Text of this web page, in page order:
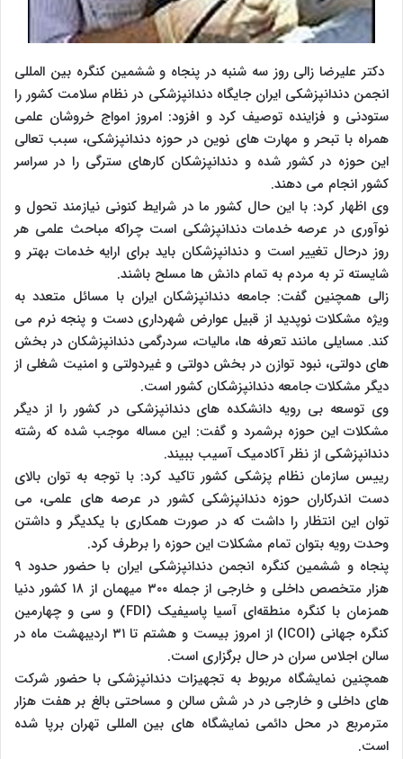
دکتر علیرضا زالی روز سه شنبه در پنجاه و ششمین کنگره بین المللی
انجمن دندانپزشکی ایران جایگاه دندانپزشکی در نظام سلامت کشور را
ستودنی و فزاینده توصیف کرد و افزود: امروز امواج خروشان علمی
همراه با تبحر و مهارت های نوین در حوزه دندانپزشکی، سبب تعالی
این حوزه در کشور شده و دندانپزشکان کارهای سترگی را در سراسر
کشور انجام می دهند.
وی اظهار کرد: با این حال کشور ما در شرایط کنونی نیازمند تحول و
نوآوری در عرصه خدمات دندانپزشکی است چراکه مباحث علمی هر
روز درحال تغییر است و دندانپزشکان باید برای ارایه خدمات بهتر و
شایسته تر به مردم به تمام دانش ها مسلح باشند.
زالی همچنین گفت: جامعه دندانپزشکان ایران با مسائل متعدد به
ویژه مشکلات نوپدید از قبیل عوارض شهرداری دست و پنجه نرم می
کند. مسایلی مانند تعرفه ها، مالیات، سردرگمی دندانپزشکان در بخش
های دولتی، نبود توازن در بخش دولتی و غیردولتی و امنیت شغلی از
دیگر مشکلات جامعه دندانپزشکان کشور است.
وی توسعه بی رویه دانشکده های دندانپزشکی در کشور را از دیگر
مشکلات این حوزه برشمرد و گفت: این مساله موجب شده که رشته
دندانپزشکی از نظر آکادمیک آسیب ببیند.
رییس سازمان نظام پزشکی کشور تاکید کرد: با توجه به توان بالای
دست اندرکاران حوزه دندانپزشکی کشور در عرصه های علمی، می
توان این انتظار را داشت که در صورت همکاری با یکدیگر و داشتن
وحدت رویه بتوان تمام مشکلات این حوزه را برطرف کرد.
پنجاه و ششمین کنگره انجمن دندانپزشکی ایران با حضور حدود ۹
هزار متخصص داخلی و خارجی از جمله ۳۰۰ میهمان از ۱۸ کشور دنیا
همزمان با کنگره منطقه‌ای آسیا پاسیفیک (FDI) و سی و چهارمین
کنگره جهانی (ICOI) از امروز بیست و هشتم تا ۳۱ اردیبهشت ماه در
سالن اجلاس سران در حال برگزاری است.
همچنین نمایشگاه مربوط به تجهیزات دندانپزشکی با حضور شرکت
های داخلی و خارجی در در شش سالن و مساحتی بالغ بر هفت هزار
مترمربع در محل دائمی نمایشگاه های بین المللی تهران برپا شده
است.